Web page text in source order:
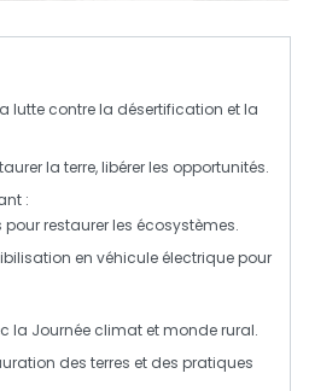
lutte contre la désertification et la
la terre, libérer les opportunités.
:
pour restaurer les écosystèmes.
en véhicule électrique pour
la Journée climat et monde rural.
des terres et des pratiques